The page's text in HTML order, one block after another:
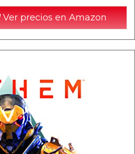
Ver precios en Amazon